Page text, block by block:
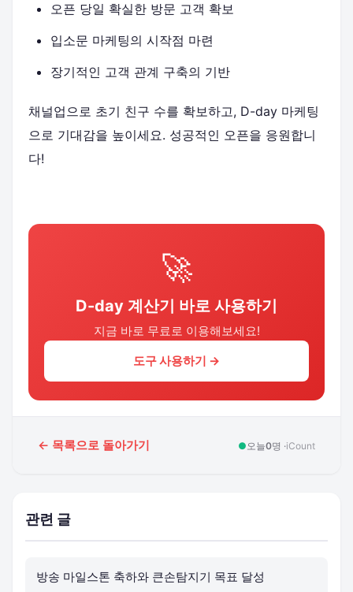
오픈 당일 확실한 방문 고객 확보
입소문 마케팅의 시작점 마련
장기적인 고객 관계 구축의 기반
채널업으로 초기 친구 수를 확보하고, D-day 마케팅
으로 기대감을 높이세요. 성공적인 오픈을 응원합니
다!
🚀
D-day 계산기 바로 사용하기
지금 바로 무료로 이용해보세요!
도구 사용하기 →
← 목록으로 돌아가기 ● 오늘0명 ·iCount
관련 글
방송 마일스톤 축하와 큰손탐지기 목표 달성